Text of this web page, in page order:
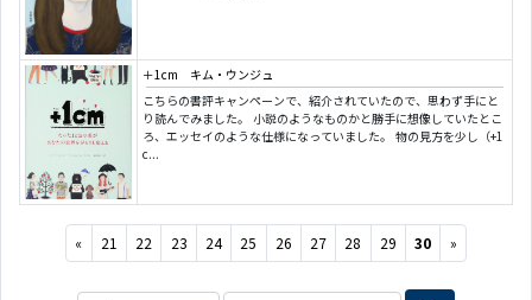
＋1cm キム・ウンジュ
こちらの書評キャンペーンで、紹介されていたので、思わず手にと
り読んでみました。 小説のようなものかと勝手に想像していたとこ
ろ、エッセイのような仕様になっていました。 物の見方を少し（+1
c...
«Previous
21 22 23 24 25 26 27 28 29 30 »Next